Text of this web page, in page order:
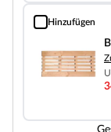
Hinzufügen
Bodenrost (Fichte)